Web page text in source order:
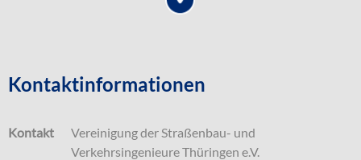
Kontaktinformationen
Kontakt
Vereinigung der Straßenbau- und
Verkehrsingenieure Thüringen e.V.